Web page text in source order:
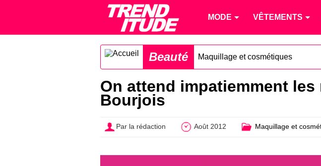
MODE VÊTEMENTS
Beauté Maquillage et cosmétiques
On attend impatiemment
Bourjois
Par la rédaction Août 2012 Maquillage et